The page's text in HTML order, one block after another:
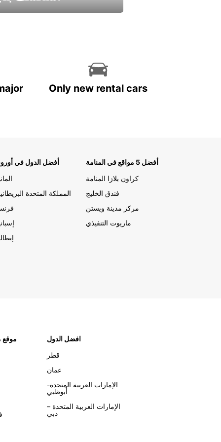
Only new rental cars
أفضل الدول في
المملكة المتحدة
أفضل 5 مواقع في المنامة
كراون بلازا المنامة
فندق الخليج
مركز مدينة ويستن
ماريوت التنفيذي
موقع
افضل الدول
قطر
عمان
الإمارات العربية المتحدة-
أبوظبي
الإمارات العربية المتحدة –
دبي